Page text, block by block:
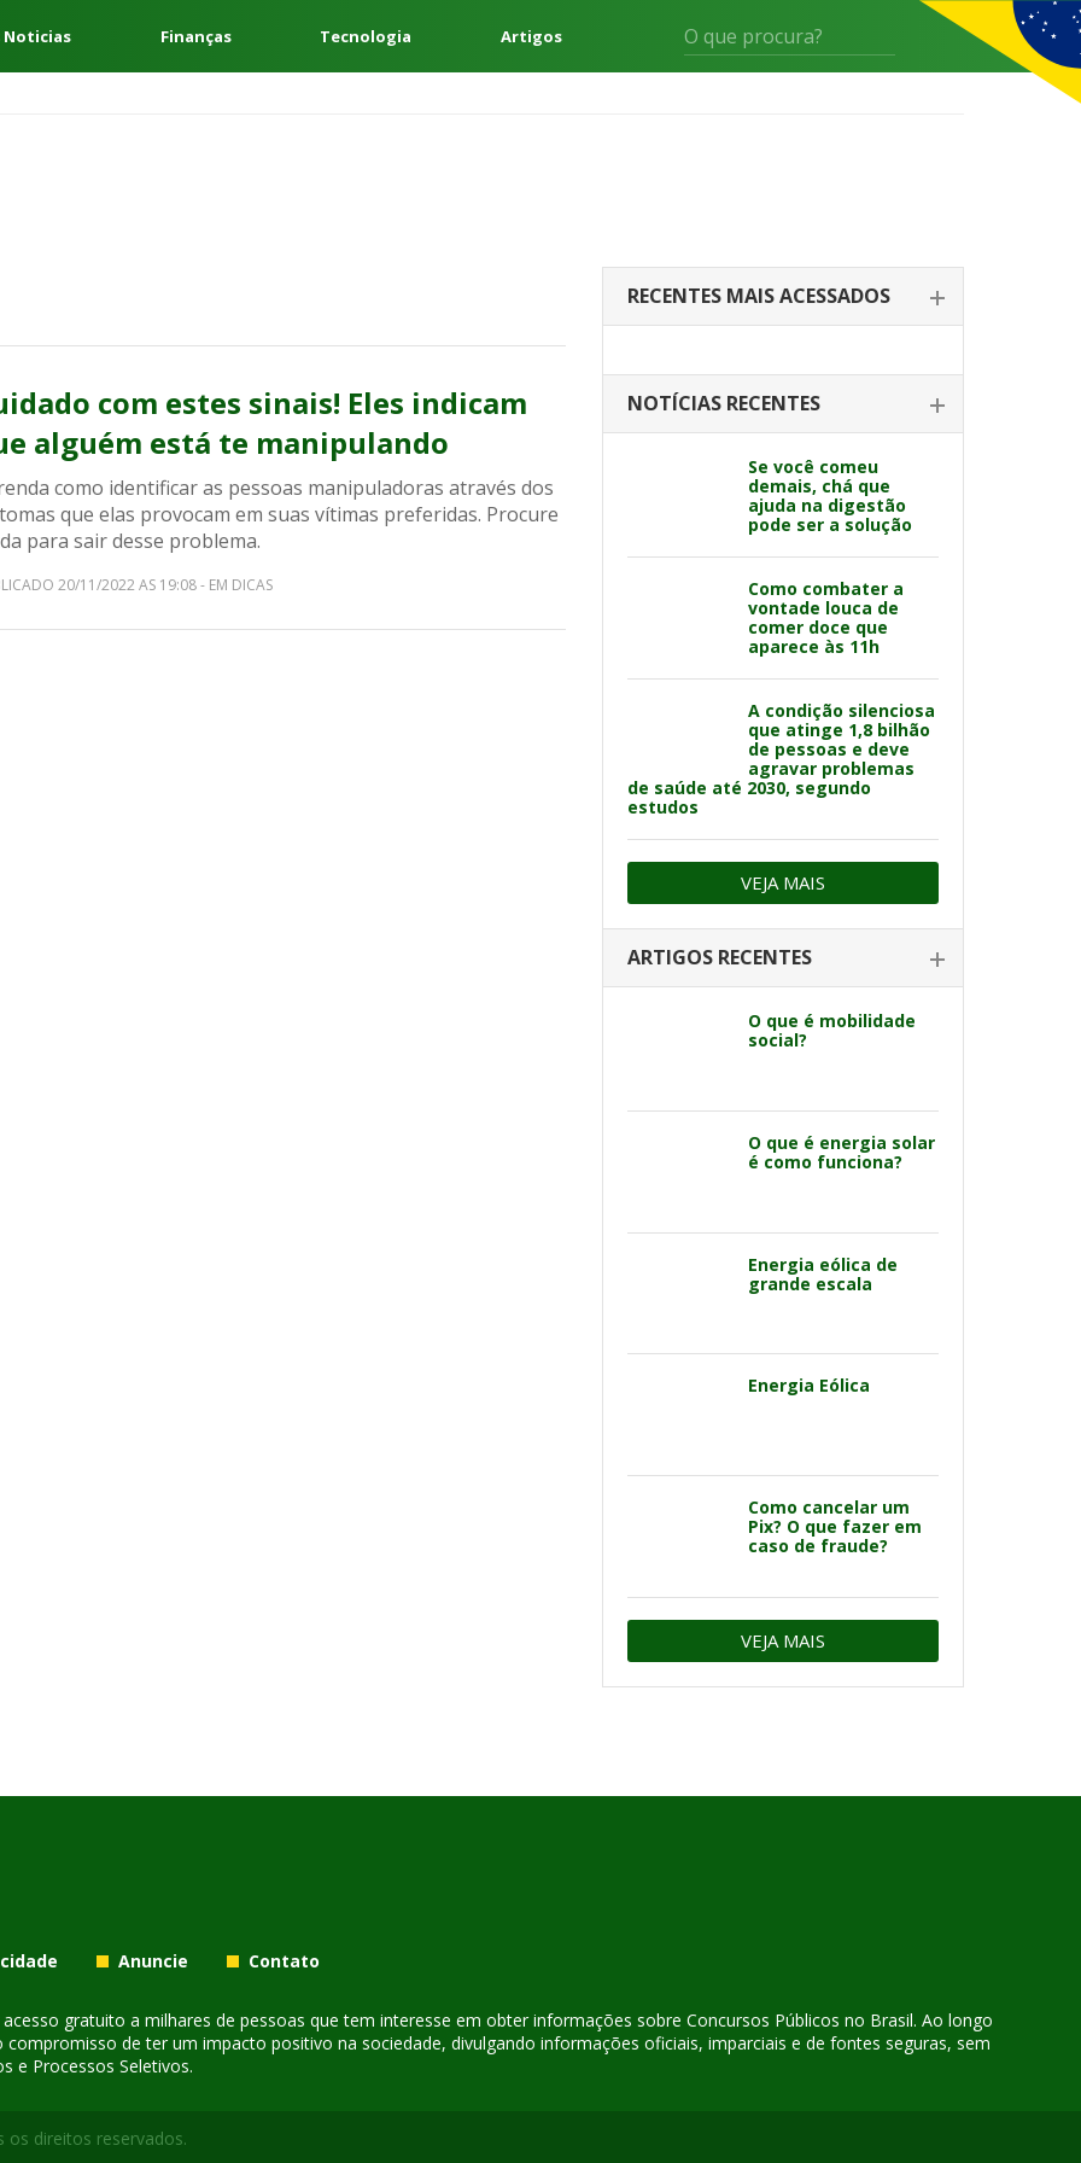
Noticias Finanças Tecnologia Artigos
com estes sinais! Eles indicam
alguém está te manipulando
como identificar as pessoas manipuladoras através dos
que elas provocam em suas vítimas preferidas. Procure
para sair desse problema.
20/11/2022 AS 19:08 - EM DICAS
RECENTES MAIS ACESSADOS
NOTÍCIAS RECENTES
Se você comeu
demais, chá que
ajuda na digestão
pode ser a solução
Como combater a
vontade louca de
comer doce que
aparece às 11h
A condição silenciosa
que atinge 1,8 bilhão
de pessoas e deve
agravar problemas
de saúde até 2030, segundo
estudos
VEJA MAIS
ARTIGOS RECENTES
O que é mobilidade
social?
O que é energia solar
é como funciona?
Energia eólica de
grande escala
Energia Eólica
Como cancelar um
Pix? O que fazer em
caso de fraude?
VEJA MAIS
Anuncie Contato
gratuito a milhares de pessoas que tem interesse em obter informações sobre Concursos Públicos no Brasil. Ao longo
de ter um impacto positivo na sociedade, divulgando informações oficiais, imparciais e de fontes seguras, sem
e Processos Seletivos.
os direitos reservados.